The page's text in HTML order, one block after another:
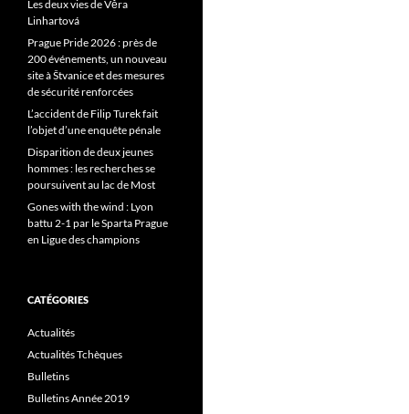
Les deux vies de Věra
Linhartová
Prague Pride 2026 : près de
200 événements, un nouveau
site à Štvanice et des mesures
de sécurité renforcées
L’accident de Filip Turek fait
l’objet d’une enquête pénale
Disparition de deux jeunes
hommes : les recherches se
poursuivent au lac de Most
Gones with the wind : Lyon
battu 2-1 par le Sparta Prague
en Ligue des champions
CATÉGORIES
Actualités
Actualités Tchèques
Bulletins
Bulletins Année 2019